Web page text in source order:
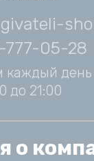
05-28
каждый день
до 21:00
о